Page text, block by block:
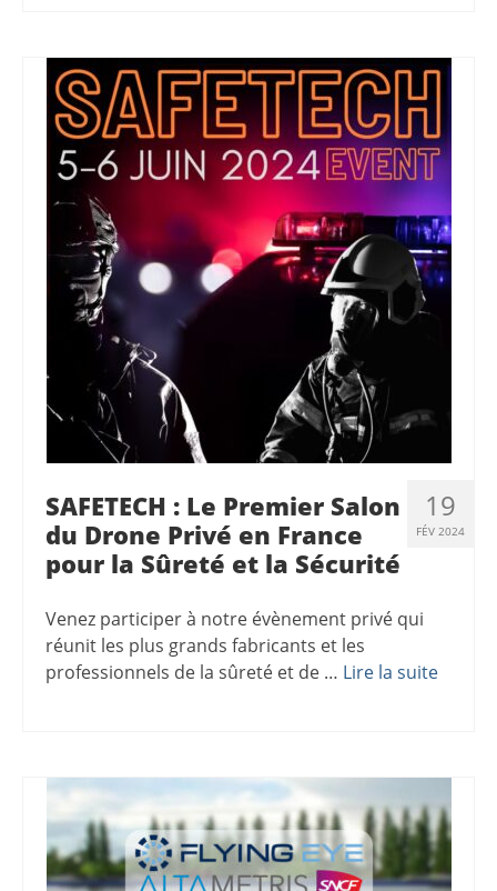
19
FÉV 2024
SAFETECH : Le Premier Salon
du Drone Privé en France
pour la Sûreté et la Sécurité
Venez participer à notre évènement privé qui
réunit les plus grands fabricants et les
professionnels de la sûreté et de … Lire la suite